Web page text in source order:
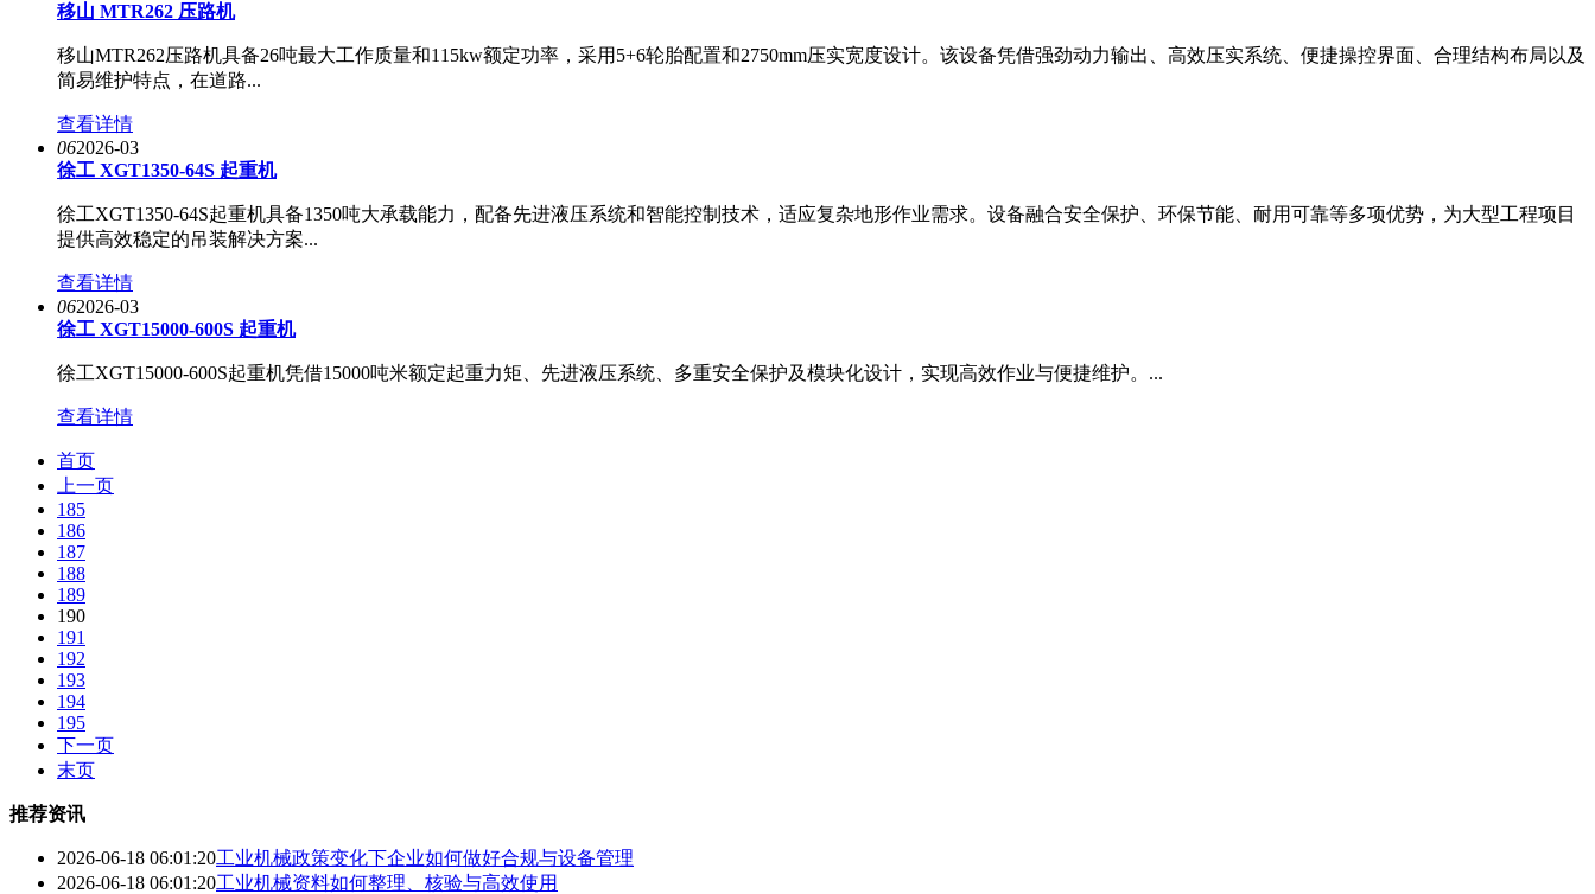
移山 MTR262 压路机
移山MTR262压路机具备26吨最大工作质量和115kw额定功率，采用5+6轮胎配置和2750mm压实宽度设计。该设备凭借强劲动力输出、高效压实系统、便捷操控界面、合理结构布局以及
简易维护特点，在道路...
查看详情
062026-03
徐工 XGT1350-64S 起重机
徐工XGT1350-64S起重机具备1350吨大承载能力，配备先进液压系统和智能控制技术，适应复杂地形作业需求。设备融合安全保护、环保节能、耐用可靠等多项优势，为大型工程项目
提供高效稳定的吊装解决方案...
查看详情
062026-03
徐工 XGT15000-600S 起重机
徐工XGT15000-600S起重机凭借15000吨米额定起重力矩、先进液压系统、多重安全保护及模块化设计，实现高效作业与便捷维护。...
查看详情
首页
上一页
185
186
187
188
189
190
191
192
193
194
195
下一页
末页
推荐资讯
2026-06-18 06:01:20工业机械政策变化下企业如何做好合规与设备管理
2026-06-18 06:01:20工业机械资料如何整理、核验与高效使用